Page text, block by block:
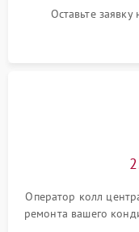
Оставьте
Оператор колл
ремонта вашего